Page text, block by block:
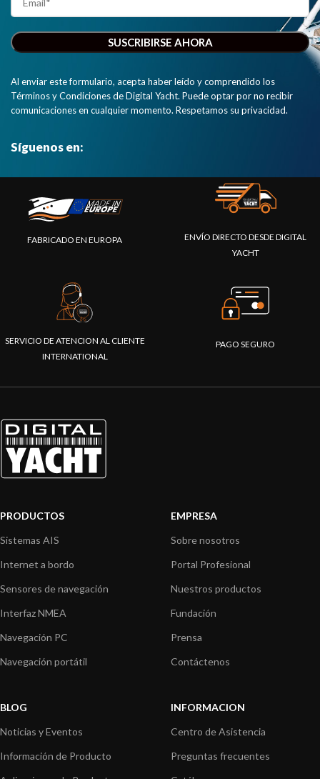
Al enviar este formulario, acepta haber leído y comprendido los
Términos y Condiciones de Digital Yacht. Puede optar por no recibir
comunicaciones en cualquier momento. Respetamos su privacidad.
Síguenos en:
FABRICADO EN EUROPA
ENVÍO DIRECTO DESDE DIGITAL
YACHT
SERVICIO DE ATENCION AL CLIENTE
INTERNATIONAL
PAGO SEGURO
PRODUCTOS
Sistemas AIS
Internet a bordo
Sensores de navegación
Interfaz NMEA
Navegación PC
Navegación portátil
EMPRESA
Sobre nosotros
Portal Profesional
Nuestros productos
Fundación
Prensa
Contáctenos
BLOG
Noticias y Eventos
Información de Producto
INFORMACION
Centro de Asistencia
Preguntas frecuentes